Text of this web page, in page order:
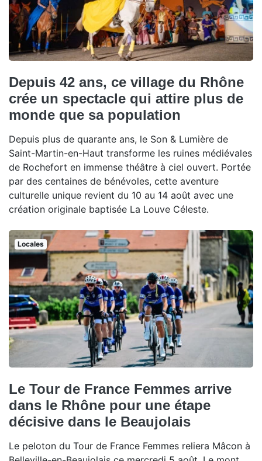
Depuis 42 ans, ce village du Rhône
crée un spectacle qui attire plus de
monde que sa population
Depuis plus de quarante ans, le Son & Lumière de
Saint-Martin-en-Haut transforme les ruines médiévales
de Rochefort en immense théâtre à ciel ouvert. Portée
par des centaines de bénévoles, cette aventure
culturelle unique revient du 10 au 14 août avec une
création originale baptisée La Louve Céleste.
Locales
Le Tour de France Femmes arrive
dans le Rhône pour une étape
décisive dans le Beaujolais
Le peloton du Tour de France Femmes reliera Mâcon à